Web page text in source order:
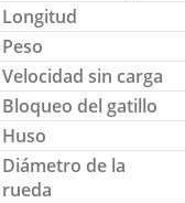
Longitud
Peso
Velocidad sin carga
Bloqueo del gatillo
Huso
Diámetro de la
rueda